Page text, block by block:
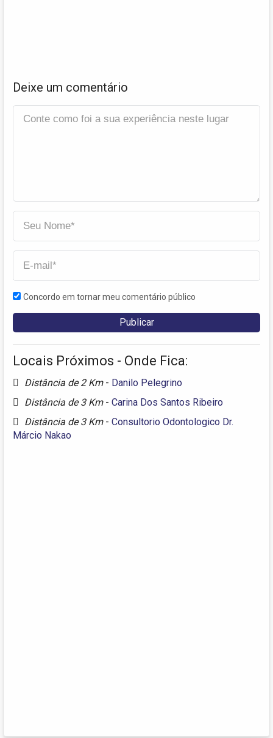
Deixe um comentário
Concordo em tornar meu comentário público
Locais Próximos - Onde Fica:
Distância de 2 Km - Danilo Pelegrino
Distância de 3 Km - Carina Dos Santos Ribeiro
Distância de 3 Km - Consultorio Odontologico Dr.
Márcio Nakao